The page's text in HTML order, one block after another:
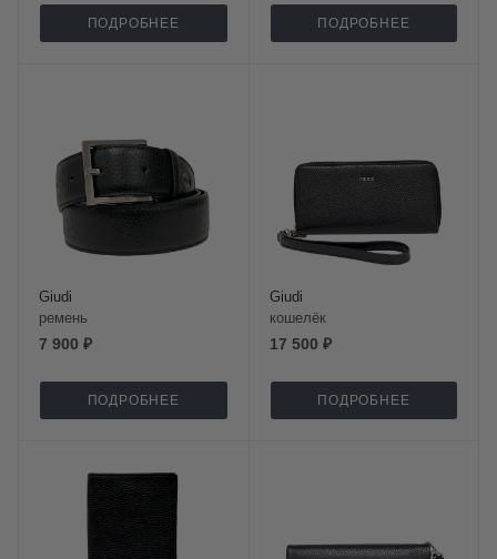
ПОДРОБНЕЕ ПОДРОБНЕЕ
Giudi
ремень
7 900 ₽
ПОДРОБНЕЕ
Giudi
кошелёк
17 500 ₽
ПОДРОБНЕЕ